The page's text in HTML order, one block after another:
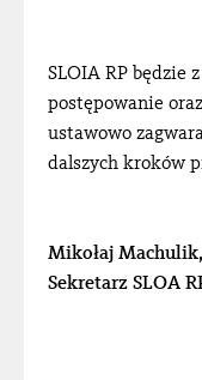
SLOIA RP będzie
postępowanie
ustawowo
dalszych kroków
Mikołaj
Sekretarz SLOA